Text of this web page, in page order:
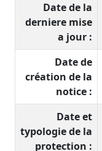
Date de la
derniere mise
a jour :
Date de
création de la
notice :
Date et
typologie de la
protection :